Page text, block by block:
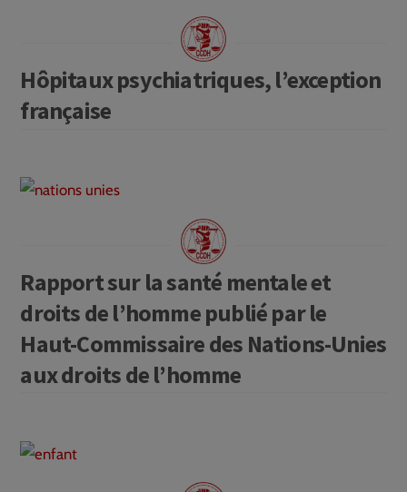
Hôpitaux psychiatriques, l’exception
française
Rapport sur la santé mentale et
droits de l’homme publié par le
Haut-Commissaire des Nations-Unies
aux droits de l’homme